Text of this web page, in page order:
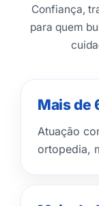
Confiança,
para quem
Mais de
Atuação
ortopedia,